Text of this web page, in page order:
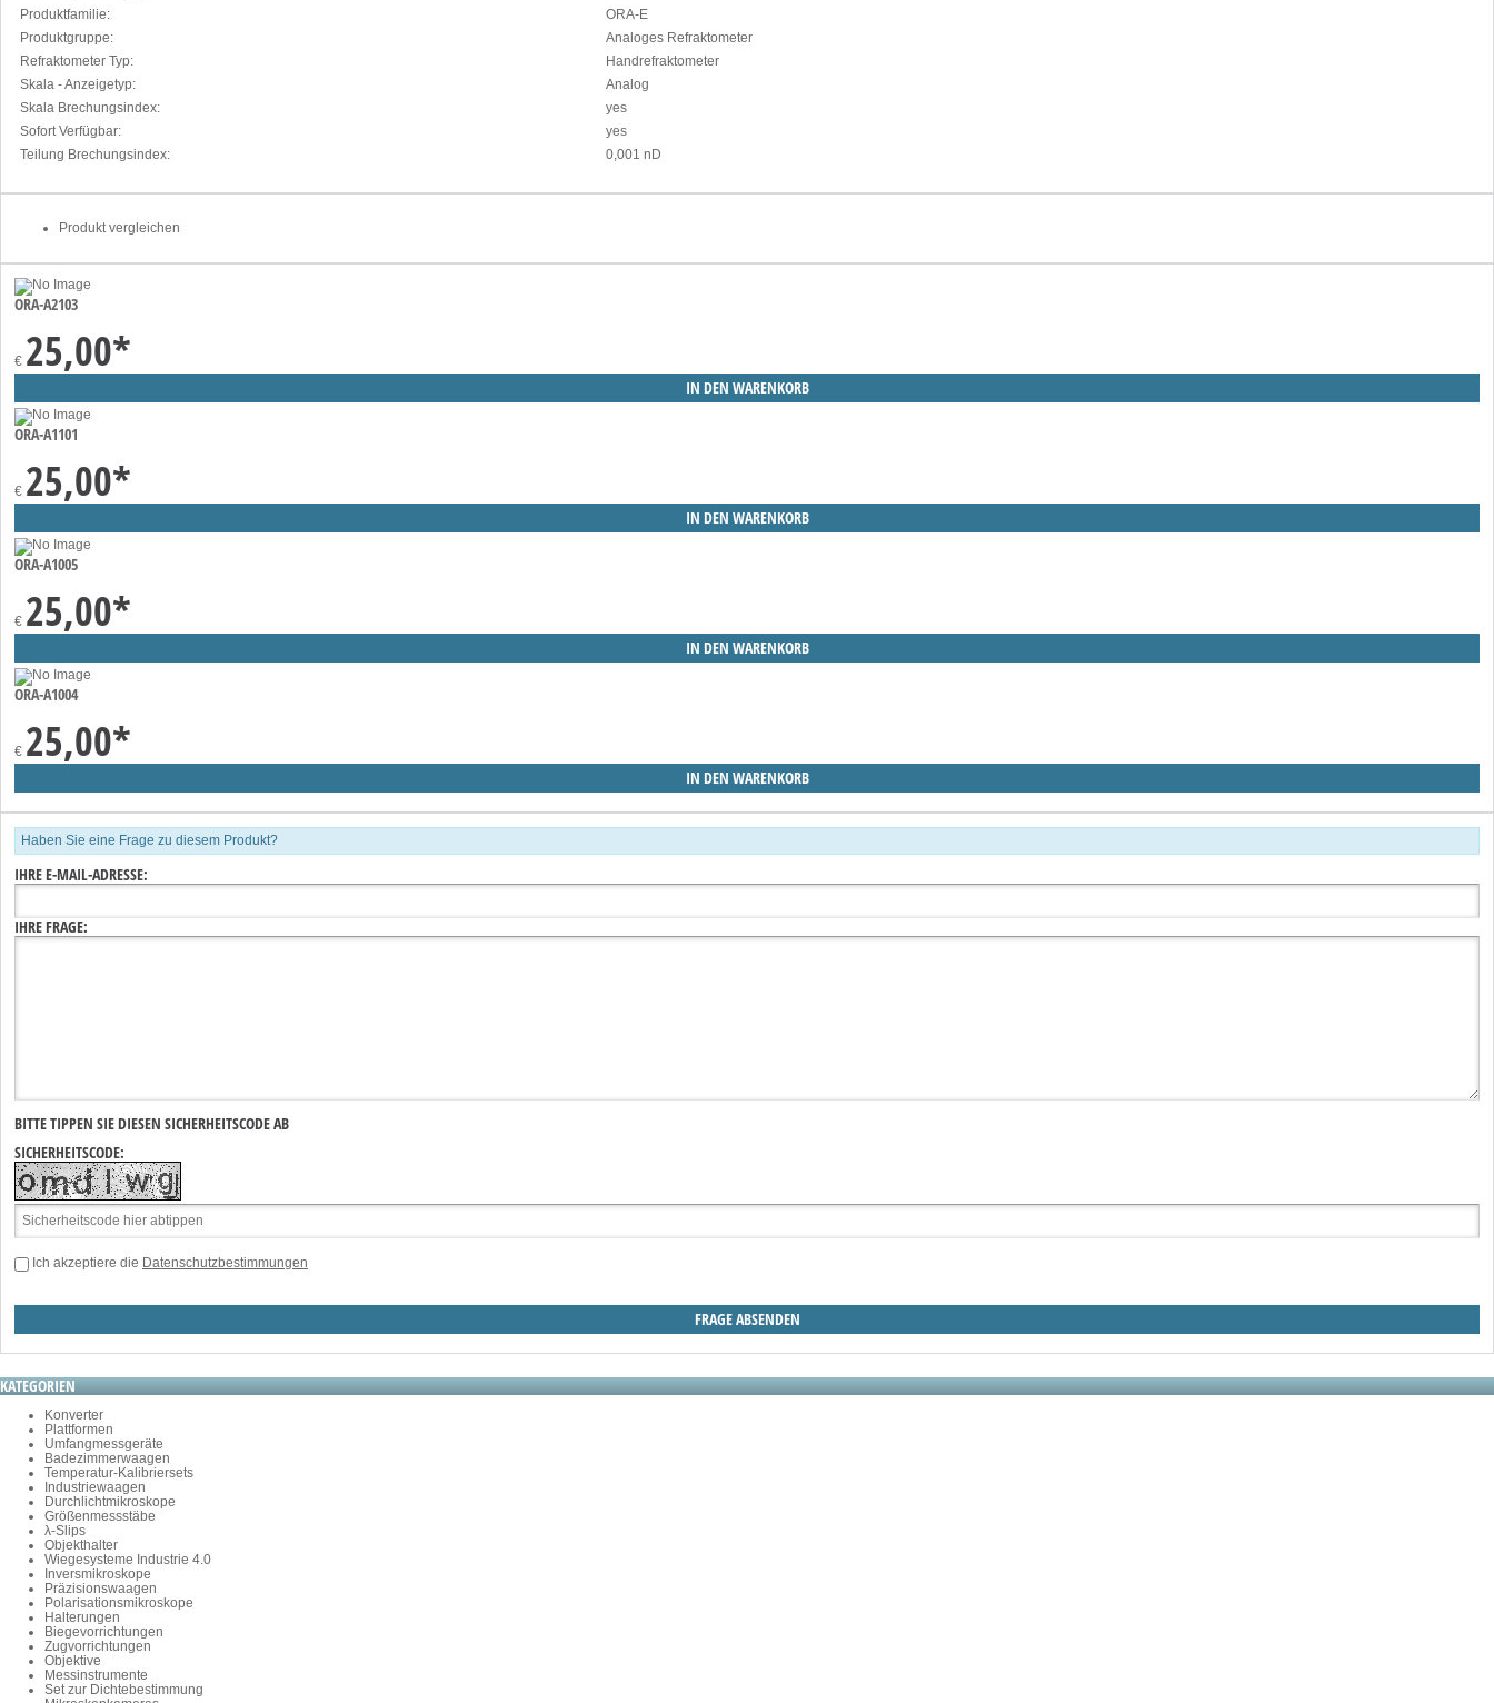
Produktfamilie:
ORA-E
Produktgruppe:
Analoges Refraktometer
Refraktometer Typ:
Handrefraktometer
Skala - Anzeigetyp:
Analog
Skala Brechungsindex:
yes
Sofort Verfügbar:
yes
Teilung Brechungsindex:
0,001 nD
Produkt vergleichen
ORA-A2103
€ 25,00*
ORA-A1101
€ 25,00*
ORA-A1005
€ 25,00*
ORA-A1004
€ 25,00*
Haben Sie eine Frage zu diesem Produkt?
IHRE E-MAIL-ADRESSE:
IHRE FRAGE:
BITTE TIPPEN SIE DIESEN SICHERHEITSCODE AB
SICHERHEITSCODE:
Ich akzeptiere die Datenschutzbestimmungen
KATEGORIEN
Konverter
Plattformen
Umfangmessgeräte
Badezimmerwaagen
Temperatur-Kalibriersets
Industriewaagen
Durchlichtmikroskope
Größenmessstäbe
λ-Slips
Objekthalter
Wiegesysteme Industrie 4.0
Inversmikroskope
Präzisionswaagen
Polarisationsmikroskope
Halterungen
Biegevorrichtungen
Zugvorrichtungen
Objektive
Messinstrumente
Set zur Dichtebestimmung